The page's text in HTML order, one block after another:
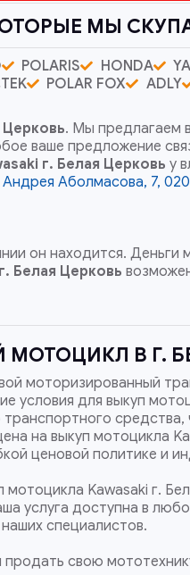
МЫ
POLARIS HONDA
POLAR FOX
ADLY
Церковь. Мы предлагаем
ваше предложение
г. Белая Церковь у
Андрея Аболмасова, 7,
он находится.
г. Белая Церковь
В Г.
моторизированный
условия для выкуп
средства,
на выкуп мотоцикла
ценовой политике и
Kawasaki г.
услуга доступна в
специалистов.
свою